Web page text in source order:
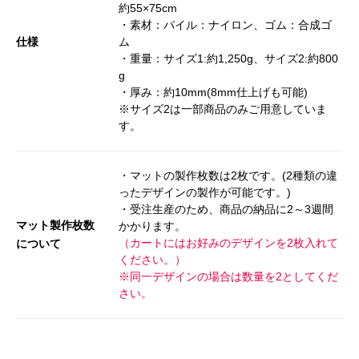
仕様
約55×75cm
・素材：パイル：ナイロン、ゴム：合成ゴ
ム
・重量：サイズ1:約1,250g、サイズ2:約800
g
・厚み：約10mm(8mm仕上げも可能)
※サイズ2は一部商品のみご用意していま
す。
マット製作枚数
について
・マットの製作枚数は2枚です。(2種類の違
ったデザインの製作が可能です。)
・受注生産のため、商品の納品に2～3週間
かかります。
（カートにはお好みのデザインを2枚入れて
ください。）
※同一デザインの場合は数量を2としてくだ
さい。